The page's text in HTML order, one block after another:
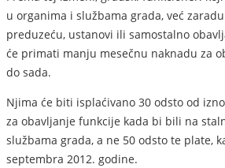
u organima i službama grada, već
preduzeću, ustanovi ili samostalno
će primati manju mesečnu naknadu za
do sada.
Njima će biti isplaćivano 30 odsto od
za obavljanje funkcije kada bi bili na
službama grada, a ne 50 odsto te plate,
septembra 2012. godine.